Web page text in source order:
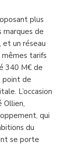
plus
marques de
et un réseau
mêmes tarifs
340 M€ de
point de
L’occasion
Ollien,
qui
du
se porte